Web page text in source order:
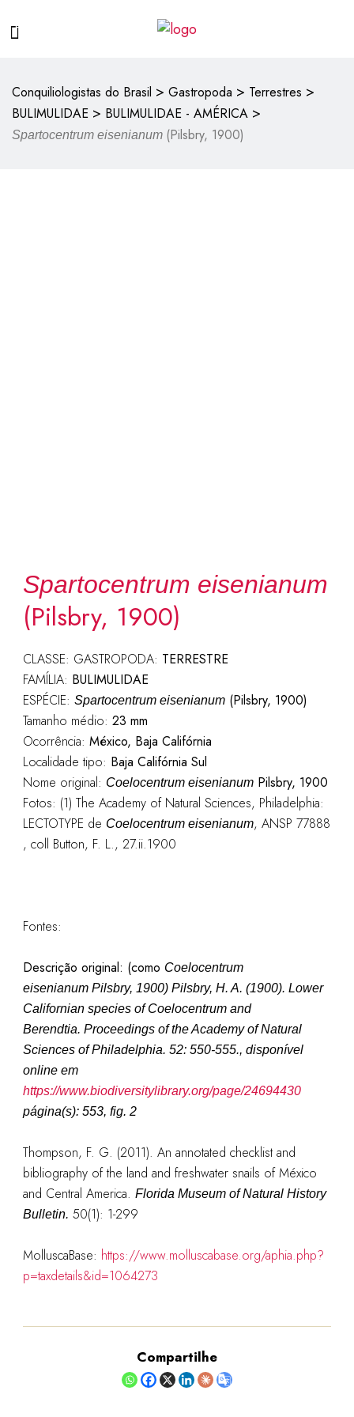
Conquiliologistas do Brasil > Gastropoda > Terrestres >
BULIMULIDAE > BULIMULIDAE - AMÉRICA >
Spartocentrum eisenianum (Pilsbry, 1900)
Spartocentrum eisenianum
(Pilsbry, 1900)
CLASSE: GASTROPODA: TERRESTRE
FAMÍLIA: BULIMULIDAE
ESPÉCIE: Spartocentrum eisenianum(Pilsbry, 1900)
Tamanho médio: 23 mm
Ocorrência: México, Baja Califórnia
Localidade tipo: Baja Califórnia Sul
Nome original: Coelocentrum eisenianumPilsbry, 1900
Fotos: (1) The Academy of Natural Sciences, Philadelphia:
LECTOTYPE de Coelocentrum eisenianum, ANSP 77888
, coll Button, F. L., 27.ii.1900
Fontes:
Descrição original: (como Coelocentrum
eisenianum Pilsbry, 1900)Pilsbry, H. A. (1900). Lower
Californian species of Coelocentrum and
Berendtia. Proceedings of the Academy of Natural
Sciences of Philadelphia. 52: 550-555., disponível
online em
https://www.biodiversitylibrary.org/page/24694430
página(s): 553, fig. 2
Thompson, F. G. (2011). An annotated checklist and
bibliography of the land and freshwater snails of México
and Central America. Florida Museum of Natural History
Bulletin. 50(1): 1-299
MolluscaBase: https://www.molluscabase.org/aphia.php?
p=taxdetails&id=1064273
Compartilhe